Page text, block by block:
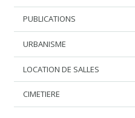
PUBLICATIONS
URBANISME
LOCATION DE SALLES
CIMETIERE